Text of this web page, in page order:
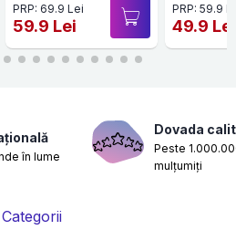
PRP: 69.9 Lei
59.9 Lei
PRP: 59.9
49.9 Lei
în lume
Dovada
Peste
mulțumiți
Categorii